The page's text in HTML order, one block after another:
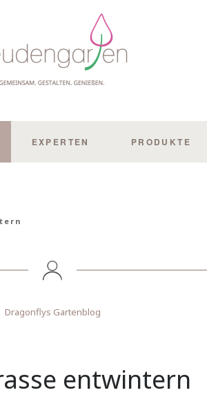
EXPERTEN PRODUKTE
Dragonflys Gartenblog
entwintern